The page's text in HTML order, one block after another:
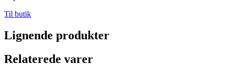
Til butik
Lignende produkter
Relaterede varer